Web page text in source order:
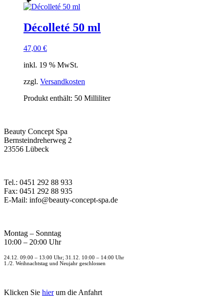
Décolleté 50 ml
47,00 €
inkl. 19 % MwSt.
zzgl. Versandkosten
Produkt enthält: 50 Milliliter
Beauty Concept Spa
Bernsteindreherweg 2
23556 Lübeck
Tel.: 0451 292 88 933
Fax: 0451 292 88 935
E-Mail: info@beauty-concept-spa.de
Montag – Sonntag
10:00 – 20:00 Uhr
24.12. 09:00 – 13:00 Uhr; 31.12. 10:00 – 14:00 Uhr
1./2. Weihnachtstag und Neujahr geschlossen
Klicken Sie hierum die Anfahrt